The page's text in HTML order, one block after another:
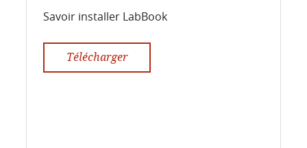
Savoir installer LabBook
Télécharger